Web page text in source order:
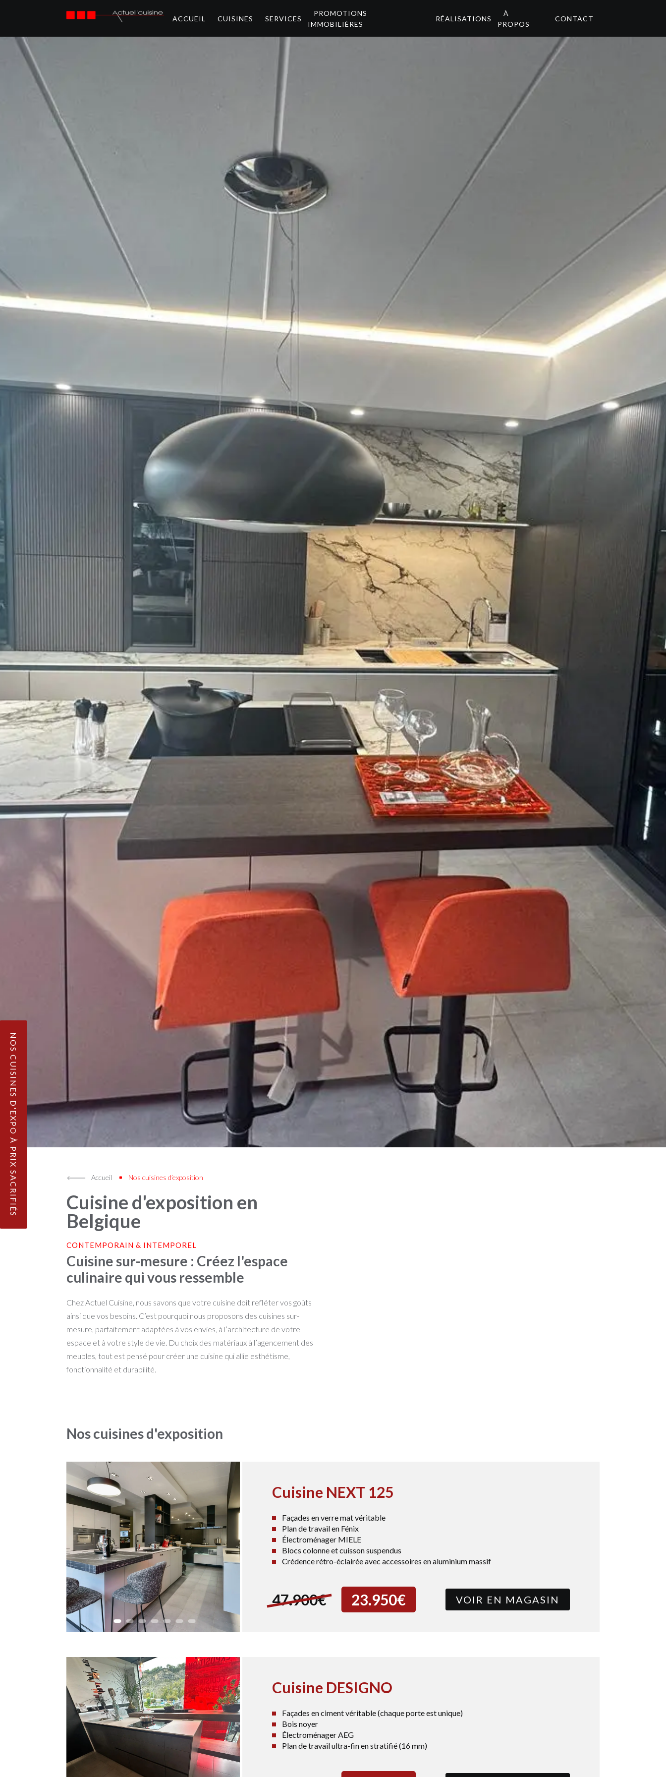
ACCUEIL CUISINES SERVICES
PROMOTIONS
IMMOBILIÈRES
RÉALISATIONS
À
PROPOS
CONTACT
Accueil Nos cuisines d’exposition
Cuisine d'exposition en
Belgique
CONTEMPORAIN & INTEMPOREL
Cuisine sur-mesure : Créez l'espace
culinaire qui vous ressemble
Chez Actuel Cuisine, nous savons que votre cuisine doit refléter vos goûts
ainsi que vos besoins. C’est pourquoi nous proposons des cuisines sur-
mesure, parfaitement adaptées à vos envies, à l’architecture de votre
espace et à votre style de vie. Du choix des matériaux à l’agencement des
meubles, tout est pensé pour créer une cuisine qui allie esthétisme,
fonctionnalité et durabilité.
Nos cuisines d'exposition
Cuisine NEXT 125
Façades en verre mat véritable
Plan de travail en Fénix
Électroménager MIELE
Blocs colonne et cuisson suspendus
Crédence rétro-éclairée avec accessoires en aluminium massif
47.900€ 23.950€ VOIR EN MAGASIN
Cuisine DESIGNO
Façades en ciment véritable (chaque porte est unique)
Bois noyer
Électroménager AEG
Plan de travail ultra-fin en stratifié (16 mm)
NOS CUISINES D'EXPO À PRIX SACRIFIÉS